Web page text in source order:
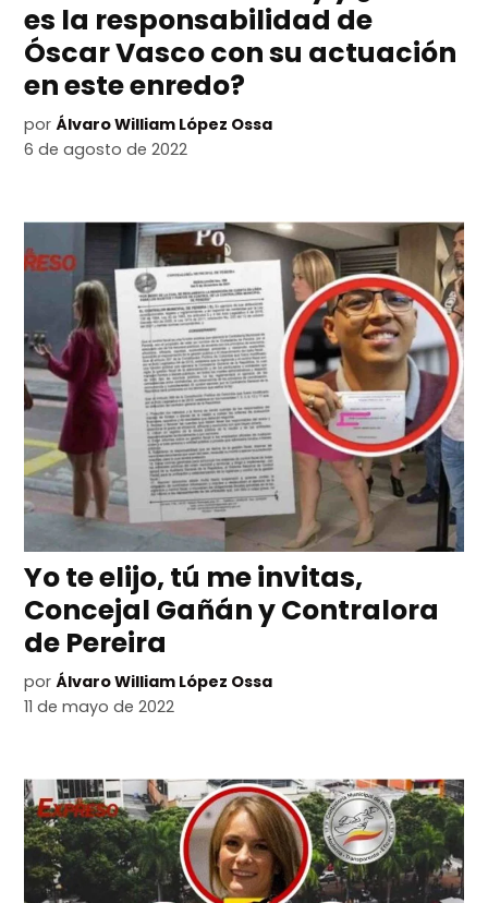
es la responsabilidad de
Óscar Vasco con su actuación
en este enredo?
por Álvaro William López Ossa
6 de agosto de 2022
Yo te elijo, tú me invitas,
Concejal Gañán y Contralora
de Pereira
por Álvaro William López Ossa
11 de mayo de 2022